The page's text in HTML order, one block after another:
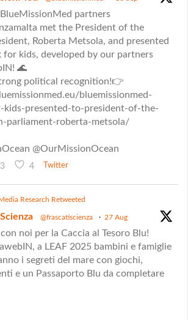
partners
met the President of the
Roberta Metsola, and presented
for kids, developed by our partners
🌊
political recognition!👉
bluemissionmed-
kids-presented-to-president-of-the-
parliament-roberta-metsola/
@OurMissionOcean
3 4 Twitter
Research Retweeted
@frascatiscienza · 27 Aug
noi per la Caccia al Tesoro Blu!
a LEAF 2025 bambini e famiglie
i segreti del mare con giochi,
e un Passaporto Blu da completare